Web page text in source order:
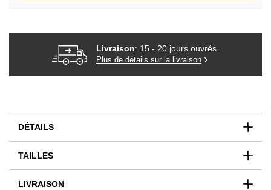
Livraison: 15 - 20 jours ouvrés.
Plus de détails sur la livraison
DÉTAILS
TAILLES
LIVRAISON